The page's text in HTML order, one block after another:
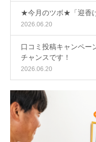
★今月のツボ★「迎香
2026.06.20
口コミ投稿キャンペー
チャンスです！
2026.06.20